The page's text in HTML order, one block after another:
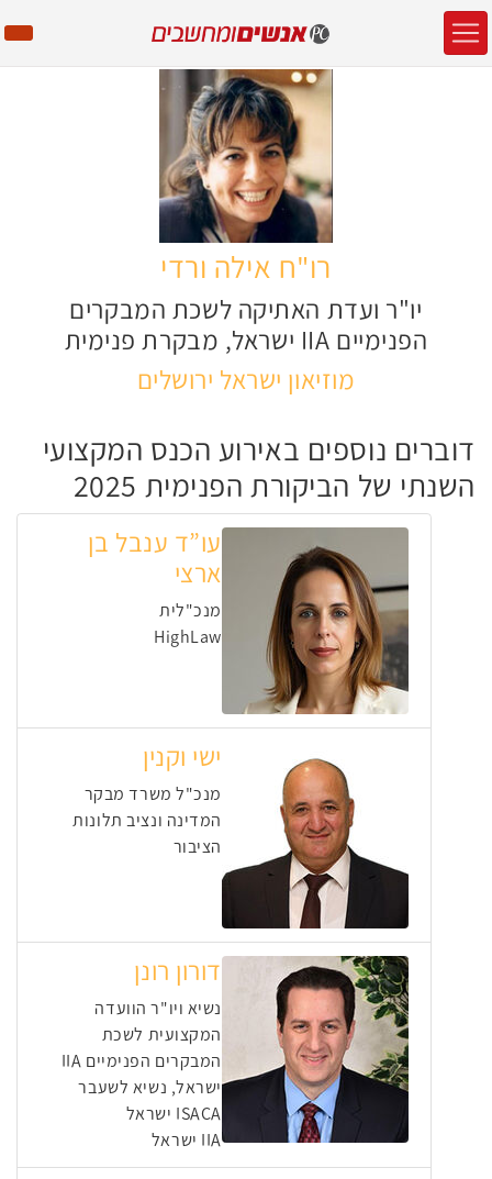
רו"ח אילה ורדי
יו"ר ועדת האתיקה לשכת המבקרים
הפנימיים IIA ישראל, מבקרת פנימית
מוזיאון ישראל ירושלים
דוברים נוספים באירוע הכנס המקצועי
השנתי של הביקורת הפנימית 2025
עו”ד ענבל בן
ארצי
מנכ"לית
HighLaw
ישי וקנין
מנכ"ל משרד מבקר
המדינה ונציב תלונות
הציבור
דורון רונן
נשיא ויו"ר הוועדה
המקצועית לשכת
המבקרים הפנימיים IIA
ישראל, נשיא לשעבר
ISACA ישראל
IIA ישראל